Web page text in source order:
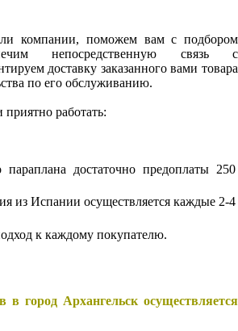
компании, поможем вам с подбором
непосредственную связь с
доставку заказанного вами товара
по его обслуживанию.
работать:
параплана достаточно предоплаты 250
из Испании осуществляется каждые 2-4
к каждому покупателю.
в город Архангельск осуществляется